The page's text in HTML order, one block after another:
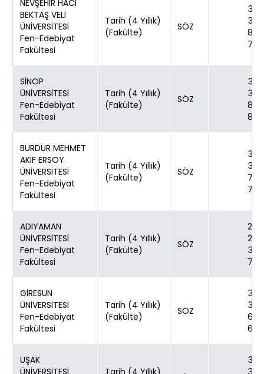
NEVŞEHİR HACI
BEKTAŞ VELİ
ÜNİVERSİTESİ
Fen-Edebiyat
Fakültesi
Tarih (4 Yıllık)
(Fakülte)
SÖZ
30
30
80
70
SİNOP
ÜNİVERSİTESİ
Fen-Edebiyat
Fakültesi
Tarih (4 Yıllık)
(Fakülte)
SÖZ
30
30
80
80
BURDUR MEHMET
AKİF ERSOY
ÜNİVERSİTESİ
Fen-Edebiyat
Fakültesi
Tarih (4 Yıllık)
(Fakülte)
SÖZ
30
30
70
70
ADIYAMAN
ÜNİVERSİTESİ
Fen-Edebiyat
Fakültesi
Tarih (4 Yıllık)
(Fakülte)
SÖZ
24
24
35
70
GİRESUN
ÜNİVERSİTESİ
Fen-Edebiyat
Fakültesi
Tarih (4 Yıllık)
(Fakülte)
SÖZ
30
30
60
60
UŞAK
ÜNİVERSİTESİ
Tarih (4 Yıllık)
30
30